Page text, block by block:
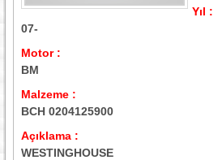
Yıl :
07-
Motor :
BM
Malzeme :
BCH 0204125900
Açıklama :
WESTINGHOUSE